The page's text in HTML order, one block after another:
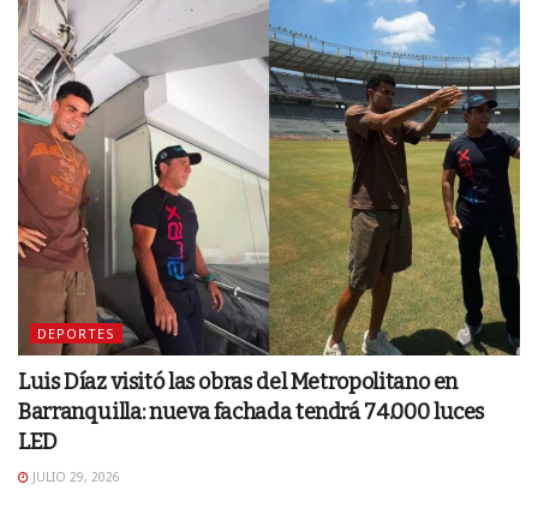
DEPORTES
Luis Díaz visitó las obras del Metropolitano en
Barranquilla: nueva fachada tendrá 74.000 luces
LED
JULIO 29, 2026